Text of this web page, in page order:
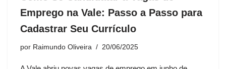
Emprego na Vale: Passo a Passo para
Cadastrar Seu Currículo
por Raimundo Oliveira 20/06/2025